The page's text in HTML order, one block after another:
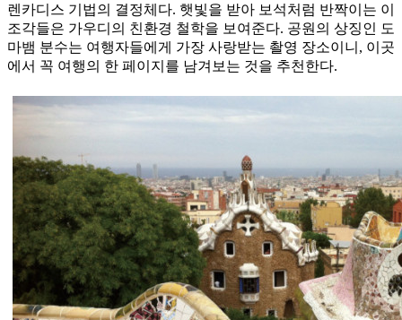
렌카디스 기법의 결정체다. 햇빛을 받아 보석처럼 반짝이는 이
조각들은 가우디의 친환경 철학을 보여준다. 공원의 상징인 도
마뱀 분수는 여행자들에게 가장 사랑받는 촬영 장소이니, 이곳
에서 꼭 여행의 한 페이지를 남겨보는 것을 추천한다.